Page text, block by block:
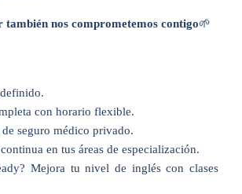
también nos comprometemos contigo🌱
con horario flexible.
seguro médico privado.
en tus áreas de especialización.
Mejora tu nivel de inglés con clases